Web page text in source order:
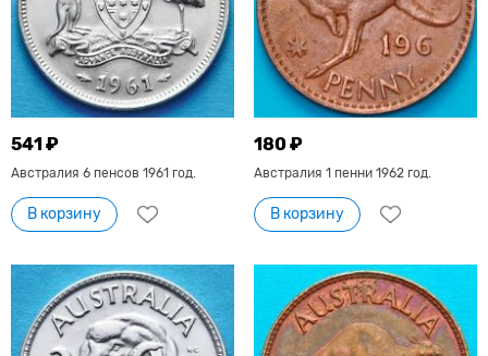
541 ₽
Австралия 6 пенсов 1961 год.
В корзину
180 ₽
Австралия 1 пенни 1962 год.
В корзину